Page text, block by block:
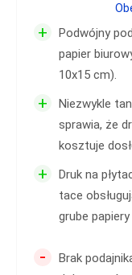
+
Podwójny
papier
10x15 cm).
+
Niezwykle
sprawia, że
kosztuje
+
Druk na
tace
grube
-
Brak